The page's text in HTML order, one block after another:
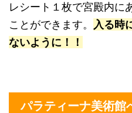
レシート１枚で宮殿内に
ことができます。
入る時
ないように！！
パラティーナ美術館